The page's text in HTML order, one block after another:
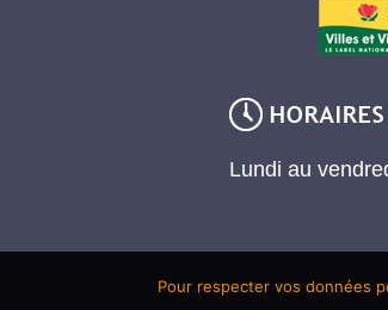
Lundi au
Pour respecter vos données